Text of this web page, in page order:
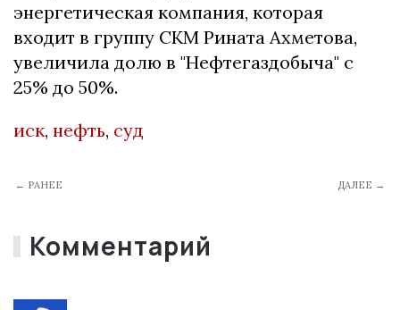
энергетическая компания, которая
входит в группу СКМ Рината Ахметова,
увеличила долю в "Нефтегаздобыча" с
25% до 50%.
иск, нефть, суд
← РАНЕЕ ДАЛЕЕ →
Комментарий